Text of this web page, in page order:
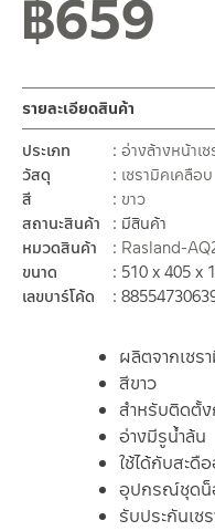
฿659
ผลิตจากเซ
สีขาว
สำหรับติดตั้
อ่างมีรูน้ำล้น
ใช้ได้กับสะดื
อุปกรณ์ชุด
รับประกันเซ
รายละเอียดสินค้า
ประเภท
อ่างล้างหน้าเ
วัสดุ
เซรามิคเคลือบ
สี
ขาว
สถานะสินค้า
มีสินค้า
หมวดสินค้า
Rasland-
ขนาด
510 x 405 x
เลขบาร์โค้ด